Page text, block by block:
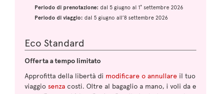
Periodo di prenotazione: dal 5 giugno al 1° settembre 2026
Periodo di viaggio: dal 5 giugno all’8 settembre 2026
Eco Standard
Offerta a tempo limitato
Approfitta della libertà di modificare o annullare il tuo
viaggio senza costi. Oltre al bagaglio a mano, i voli da e